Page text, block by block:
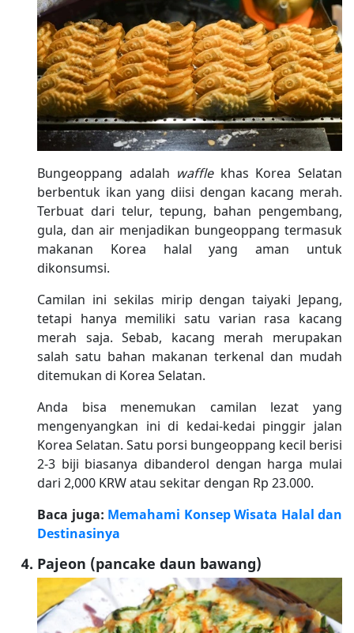
Bungeoppang adalah wafflekhas Korea Selatan
berbentuk ikan yang diisi dengan kacang merah.
Terbuat dari telur, tepung, bahan pengembang,
gula, dan air menjadikan bungeoppang termasuk
makanan Korea halal yang aman untuk
dikonsumsi.
Camilan ini sekilas mirip dengan taiyaki Jepang,
tetapi hanya memiliki satu varian rasa kacang
merah saja. Sebab, kacang merah merupakan
salah satu bahan makanan terkenal dan mudah
ditemukan di Korea Selatan.
Anda bisa menemukan camilan lezat yang
mengenyangkan ini di kedai-kedai pinggir jalan
Korea Selatan. Satu porsi bungeoppang kecil berisi
2-3 biji biasanya dibanderol dengan harga mulai
dari 2,000 KRW atau sekitar dengan Rp 23.000.
Baca juga: Memahami Konsep Wisata Halal dan
Destinasinya
Pajeon (pancake daun bawang)